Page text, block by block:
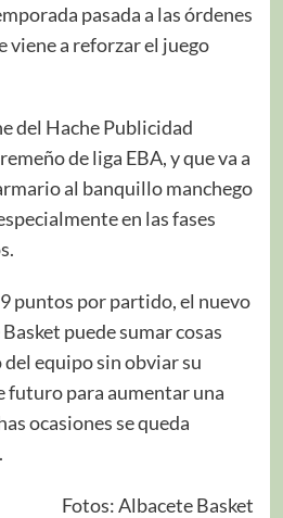
pasada a las órdenes
viene a reforzar el juego
del Hache Publicidad
de liga EBA, y que va a
al banquillo manchego
en las fases
puntos por partido, el nuevo
puede sumar cosas
equipo sin obviar su
futuro para aumentar una
ocasiones se queda
Fotos: Albacete Basket